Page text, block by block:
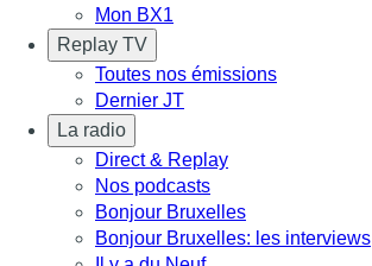
Mon BX1
Replay TV
Toutes nos émissions
Dernier JT
La radio
Direct & Replay
Nos podcasts
Bonjour Bruxelles
Bonjour Bruxelles: les interviews